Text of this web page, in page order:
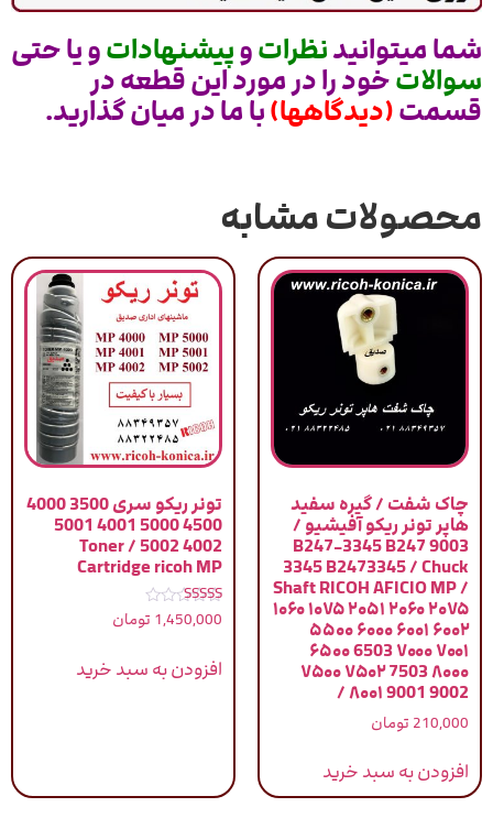
شما میتوانیدنظراتوپیشنهاداتو یا حتی
سوالاتخود را در مورد این قطعه در
قسمت(دیدگاهها)با ما در میان گذارید.
محصولات مشابه
چاک شفت / گیره سفید
هاپر تونر ریکو آفیشیو /
9003 B247-3345 B247
3345 B2473345 / Chuck
Shaft RICOH AFICIO MP /
۱۰۶۰ ۱۰۷۵ ۲۰۵۱ ۲۰۶۰ ۲۰۷۵
۵۵۰۰ ۶۰۰۰ ۶۰۰۱ ۶۰۰۲
۶۵۰۰ 6503 ۷۰۰۰ ۷۰۰۱
۷۵۰۰ ۷۵۰۲ 7503 ۸۰۰۰
۸۰۰۱ 9001 9002 /
210,000 تومان
افزودن به سبد خرید
تونر ریکو سری 3500 4000
4500 5000 4001 5001
4002 5002 / Toner
Cartridge ricoh MP
نمره
5.00
1,450,000 تومان
افزودن به سبد خرید